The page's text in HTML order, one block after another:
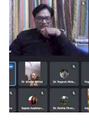
Entertainment
Opinion
World
Hindi News
Hindi Literature